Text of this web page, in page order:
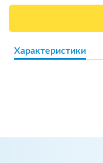
Характеристики